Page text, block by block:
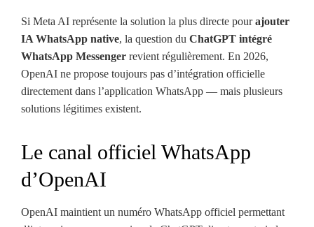
Si Meta AI représente la solution la plus directe pourajouter
IA WhatsApp native, la question du ChatGPT intégré
WhatsApp Messenger revient régulièrement. En 2026,
OpenAI ne propose toujours pas d’intégration officielle
directement dans l’application WhatsApp — mais plusieurs
solutions légitimes existent.
Le canal officiel WhatsApp
d’OpenAI
OpenAI maintient un numéro WhatsApp officiel permettant